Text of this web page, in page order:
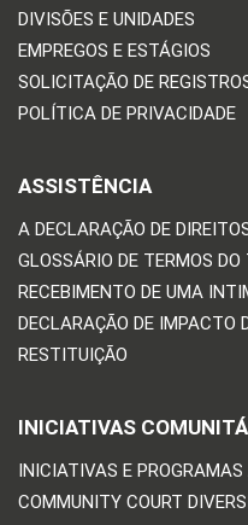
DIVISÕES E UNIDADES
EMPREGOS E ESTÁGIOS
SOLICITAÇÃO DE
POLÍTICA DE PRIVACIDADE
ASSISTÊNCIA
A DECLARAÇÃO DE
GLOSSÁRIO DE TERMOS
RECEBIMENTO DE UMA
DECLARAÇÃO DE IMPACTO
RESTITUIÇÃO
INICIATIVAS
INICIATIVAS E
COMMUNITY COURT